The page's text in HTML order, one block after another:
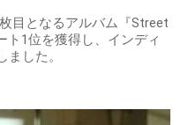
目となるアルバム『Street
1位を獲得し、インディ
した。